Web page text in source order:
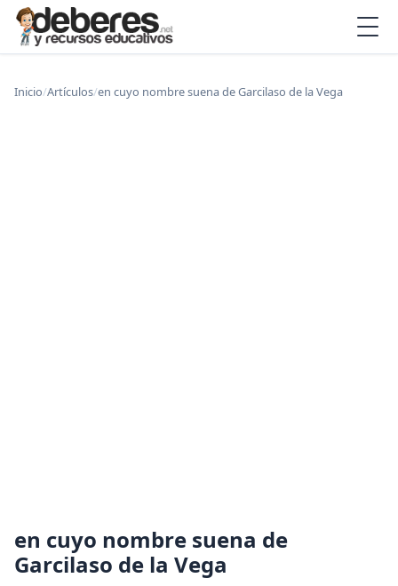
Inicio/Artículos/en cuyo nombre suena de Garcilaso de la Vega
en cuyo nombre suena de
Garcilaso de la Vega